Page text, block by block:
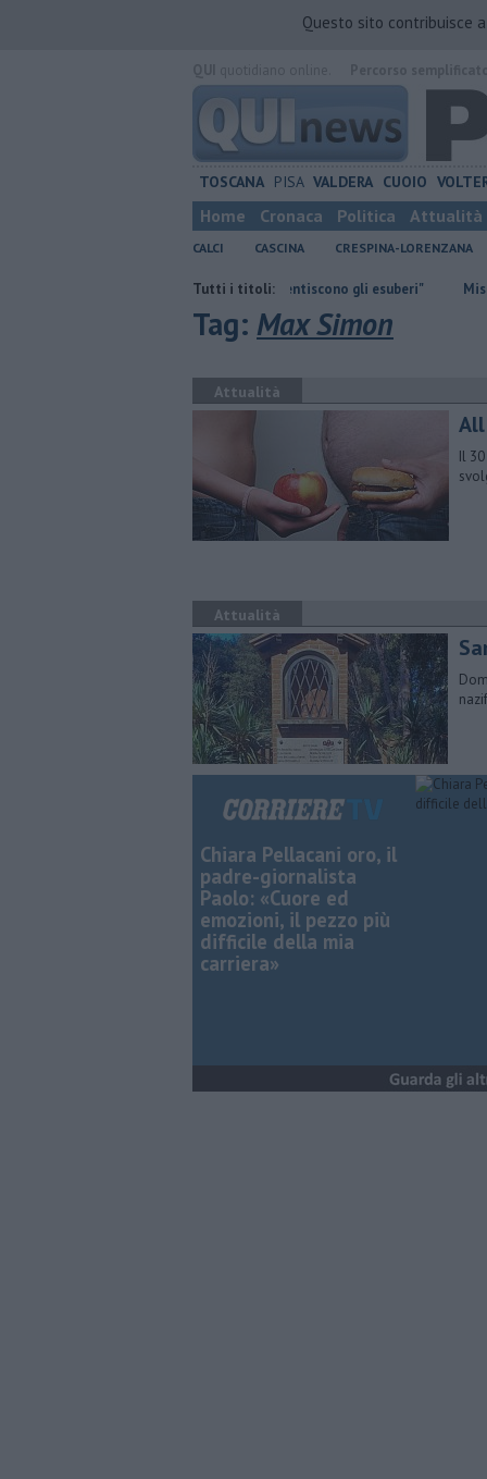
Questo sito contribuisce
TOSCANA PISA VALDERA CUOIO
Home Cronaca Politica Attualità
CALCI CASCINA CRESPINA-LORENZANA
Tutti i titoli:
Takeda, USB, "I fatti smentiscono gli esuberi" Misericordie
Tag: Max Simon
Attualità
Il
Attualità
Chiara Pellacani oro, il
padre-giornalista
Paolo: «Cuore ed
emozioni, il pezzo più
difficile della mia
carriera»